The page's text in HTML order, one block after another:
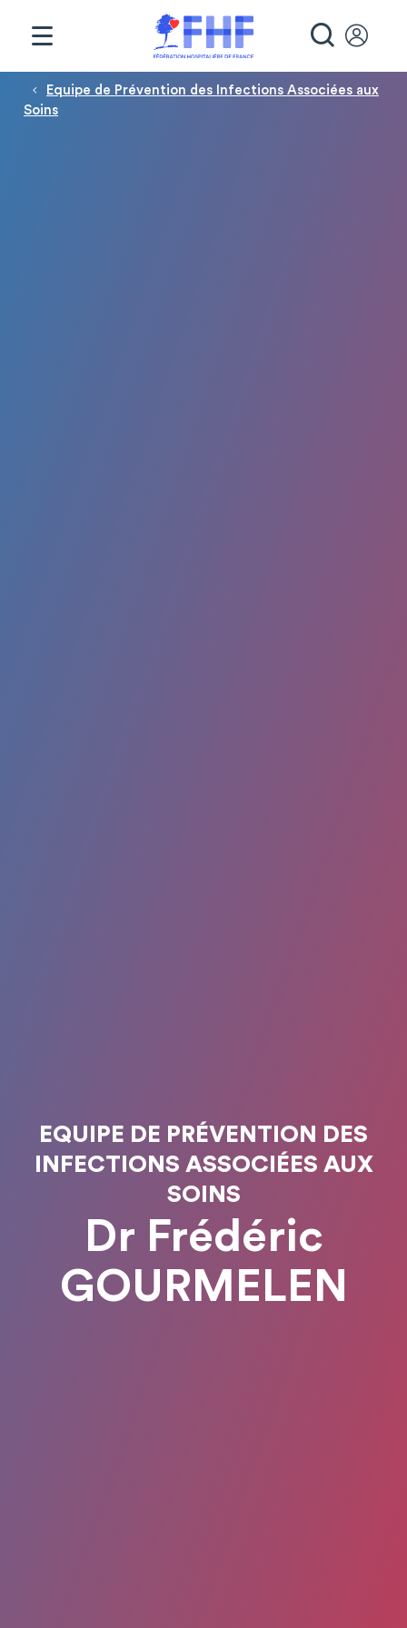
Fil d'Ariane
Equipe de Prévention des Infections Associées aux
Soins
EQUIPE DE PRÉVENTION DES
INFECTIONS ASSOCIÉES AUX
SOINS
Dr Frédéric
GOURMELEN
Panneau de gestion des cookies